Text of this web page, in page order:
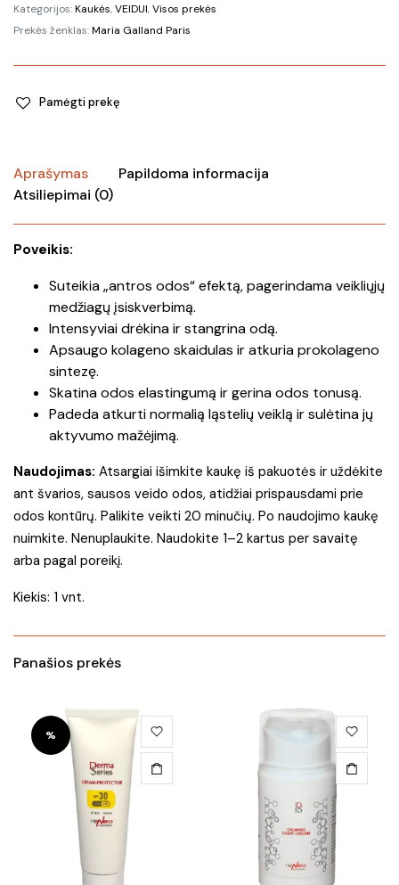
Kategorijos:Kaukės,VEIDUI,Visos prekės
Prekės ženklas:Maria Galland Paris
Pamėgti prekę
Aprašymas
Papildoma informacija
Atsiliepimai (0)
Poveikis:
Suteikia „antros odos“ efektą, pagerindama veikliųjų
medžiagų įsiskverbimą.
Intensyviai drėkina ir stangrina odą.
Apsaugo kolageno skaidulas ir atkuria prokolageno
sintezę.
Skatina odos elastingumą ir gerina odos tonusą.
Padeda atkurti normalią ląstelių veiklą ir sulėtina jų
aktyvumo mažėjimą.
Naudojimas: Atsargiai išimkite kaukę iš pakuotės ir uždėkite
ant švarios, sausos veido odos, atidžiai prispausdami prie
odos kontūrų. Palikite veikti 20 minučių. Po naudojimo kaukę
nuimkite. Nenuplaukite. Naudokite 1–2 kartus per savaitę
arba pagal poreikį.
Kiekis: 1 vnt.
Panašios prekės
%
This
product
has
multiple
variants.
The
options
may